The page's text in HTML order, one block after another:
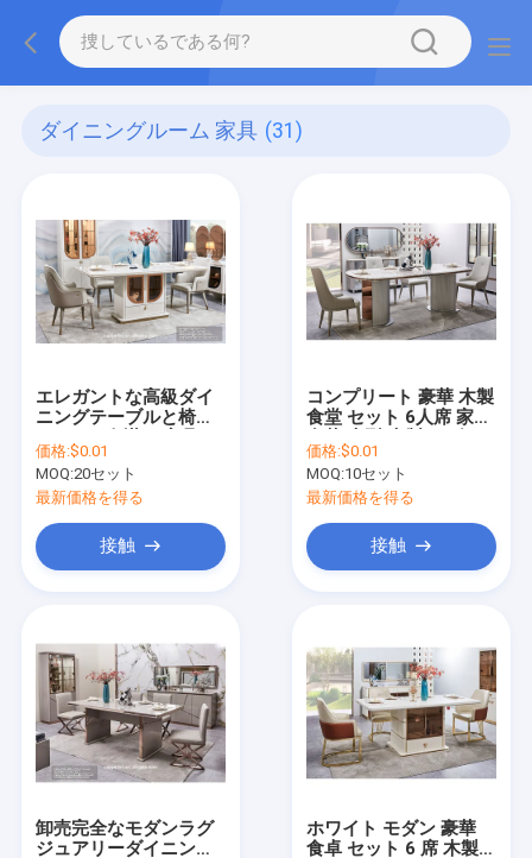
ダイニングルーム 家具 (31)
エレガントな高級ダイ
ニングテーブルと椅子
ームストレージ ホワイ
ト コンプリート モダン
ラージ 木製ダイニング
ルームセット
価格:$0.01
MOQ:20セット
最新価格を得る
接触
コンプリート 豪華 木製
食堂 セット 6人席 家具
マルブル 食卓 セット 4
椅子
価格:$0.01
MOQ:10セット
最新価格を得る
接触
卸売完全なモダンラグ
ジュアリーダイニング
ホワイト モダン 豪華
食卓 セット 6 席 木製